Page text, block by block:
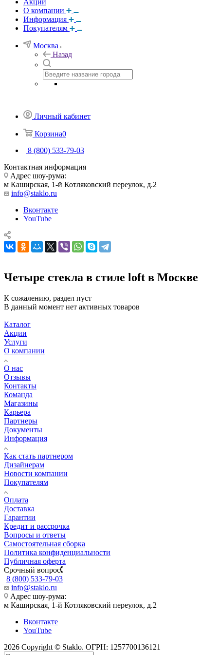
Акции
О компании
Информация
Покупателям
Москва
Назад
Личный кабинет
Корзина0
8 (800) 533-79-03
Контактная информация
Адрес шоу-рума:
м Каширская, 1-й Котляковский переулок, д.2
info@staklo.ru
Вконтакте
YouTube
Четыре стекла в стиле loft в Москве
К сожалению, раздел пуст
В данный момент нет активных товаров
Каталог
Акции
Услуги
О компании
О нас
Отзывы
Контакты
Команда
Магазины
Карьера
Партнеры
Документы
Информация
Как стать партнером
Дизайнерам
Новости компании
Покупателям
Оплата
Доставка
Гарантии
Кредит и рассрочка
Вопросы и ответы
Самостоятельная сборка
Политика конфиденциальности
Публичная оферта
Срочный вопрос
8 (800) 533-79-03
info@staklo.ru
Адрес шоу-рума:
м Каширская, 1-й Котляковский переулок, д.2
Вконтакте
YouTube
2026 Copyright © Staklo. ОГРН: 1257700136121